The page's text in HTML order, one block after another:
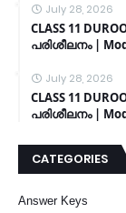
July 28, 2026
CLASS 11
പരിശീലനം |
July 28, 2026
CLASS 11
പരിശീലനം |
CATEGORIES
Answer Keys